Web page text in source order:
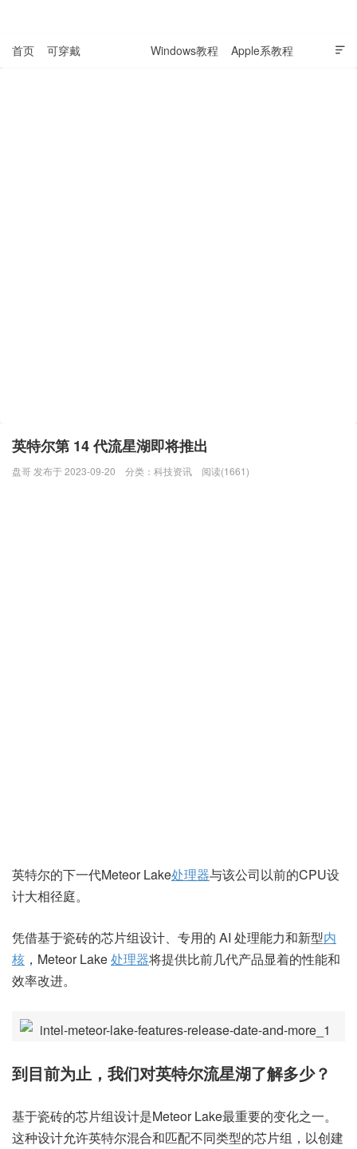

首页 可穿戴 Windows教程 Apple系教程
英特尔第 14 代流星湖即将推出
盘哥 发布于 2023-09-20 分类： 科技资讯 阅读(1661)
英特尔的下一代Meteor Lake处理器与该公司以前的CPU设
计大相径庭。
凭借基于瓷砖的芯片组设计、专用的 AI 处理能力和新型内
核 ，Meteor Lake处理器将提供比前几代产品显着的性能和
效率改进。
到目前为止，我们对英特尔流星湖了解多少？
基于瓷砖的芯片组设计是Meteor Lake最重要的变化之一。
这种设计允许英特尔混合和匹配不同类型的芯片组，以创建